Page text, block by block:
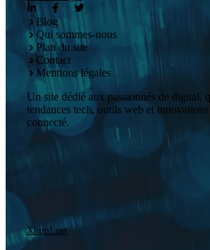
Blog
Qui sommes-nous
Plan du site
Contact
Mentions légales
Un site dédié aux passionnés de digital,
tendances tech, outils web et
connecté.
Xhtml.net